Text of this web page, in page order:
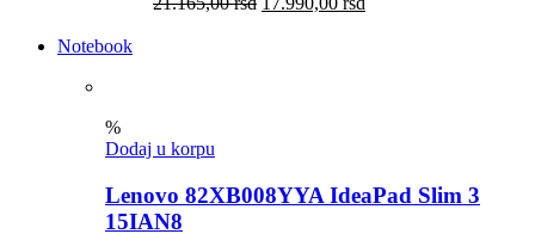
Notebook
%
Dodaj u korpu
Lenovo 82XB008YYA IdeaPad Slim 3
15IAN8